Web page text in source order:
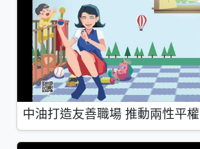
中油打造友善職場 推動兩性平權